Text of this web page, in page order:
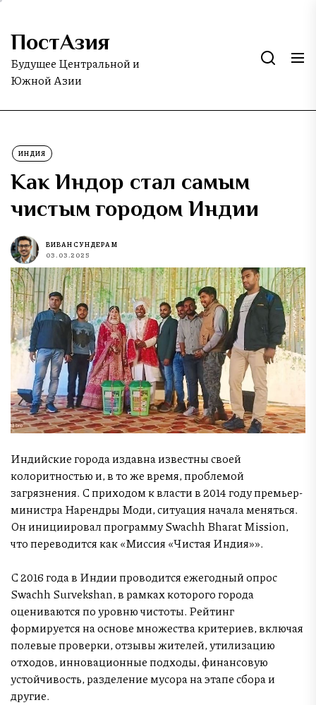
Skip
the
content
ПостАзия
Будущее Центральной и
Южной Азии
ИНДИЯ
Как Индор стал самым
чистым городом Индии
ВИВАН СУНДЕРАМ
03.03.2025
Индийские города издавна известны своей
колоритностью и, в то же время, проблемой
загрязнения. С приходом к власти в 2014 году премьер-
министра Нарендры Моди, ситуация начала меняться.
Он инициировал программу Swachh Bharat Mission,
что переводится как «Миссия «Чистая Индия»».
С 2016 года в Индии проводится ежегодный опрос
Swachh Survekshan, в рамках которого города
оцениваются по уровню чистоты. Рейтинг
формируется на основе множества критериев, включая
полевые проверки, отзывы жителей, утилизацию
отходов, инновационные подходы, финансовую
устойчивость, разделение мусора на этапе сбора и
другие.